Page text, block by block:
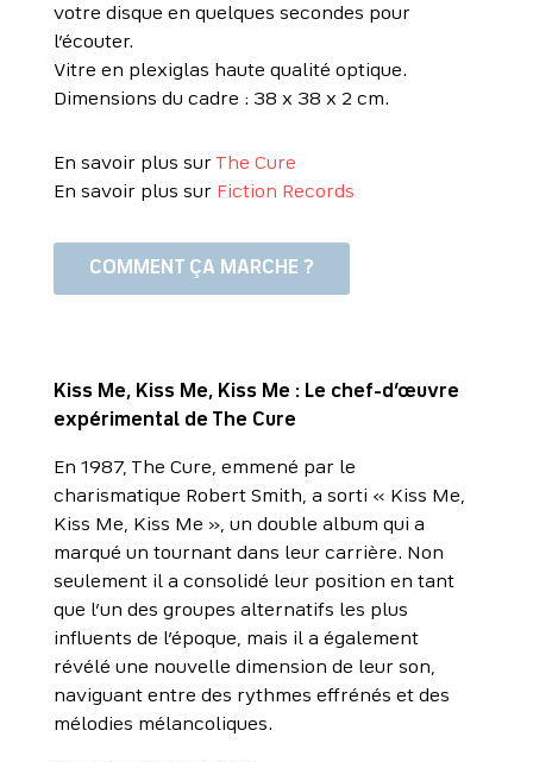
votre disque en quelques secondes pour
l’écouter.
Vitre en plexiglas haute qualité optique.
Dimensions du cadre : 38 x 38 x 2 cm.
En savoir plus sur The Cure
En savoir plus sur Fiction Records
COMMENT ÇA MARCHE ?
Kiss Me, Kiss Me, Kiss Me : Le chef-d’œuvre
expérimental de The Cure
En 1987, The Cure, emmené par le
charismatique Robert Smith, a sorti « Kiss Me,
Kiss Me, Kiss Me », un double album qui a
marqué un tournant dans leur carrière. Non
seulement il a consolidé leur position en tant
que l’un des groupes alternatifs les plus
influents de l’époque, mais il a également
révélé une nouvelle dimension de leur son,
naviguant entre des rythmes effrénés et des
mélodies mélancoliques.